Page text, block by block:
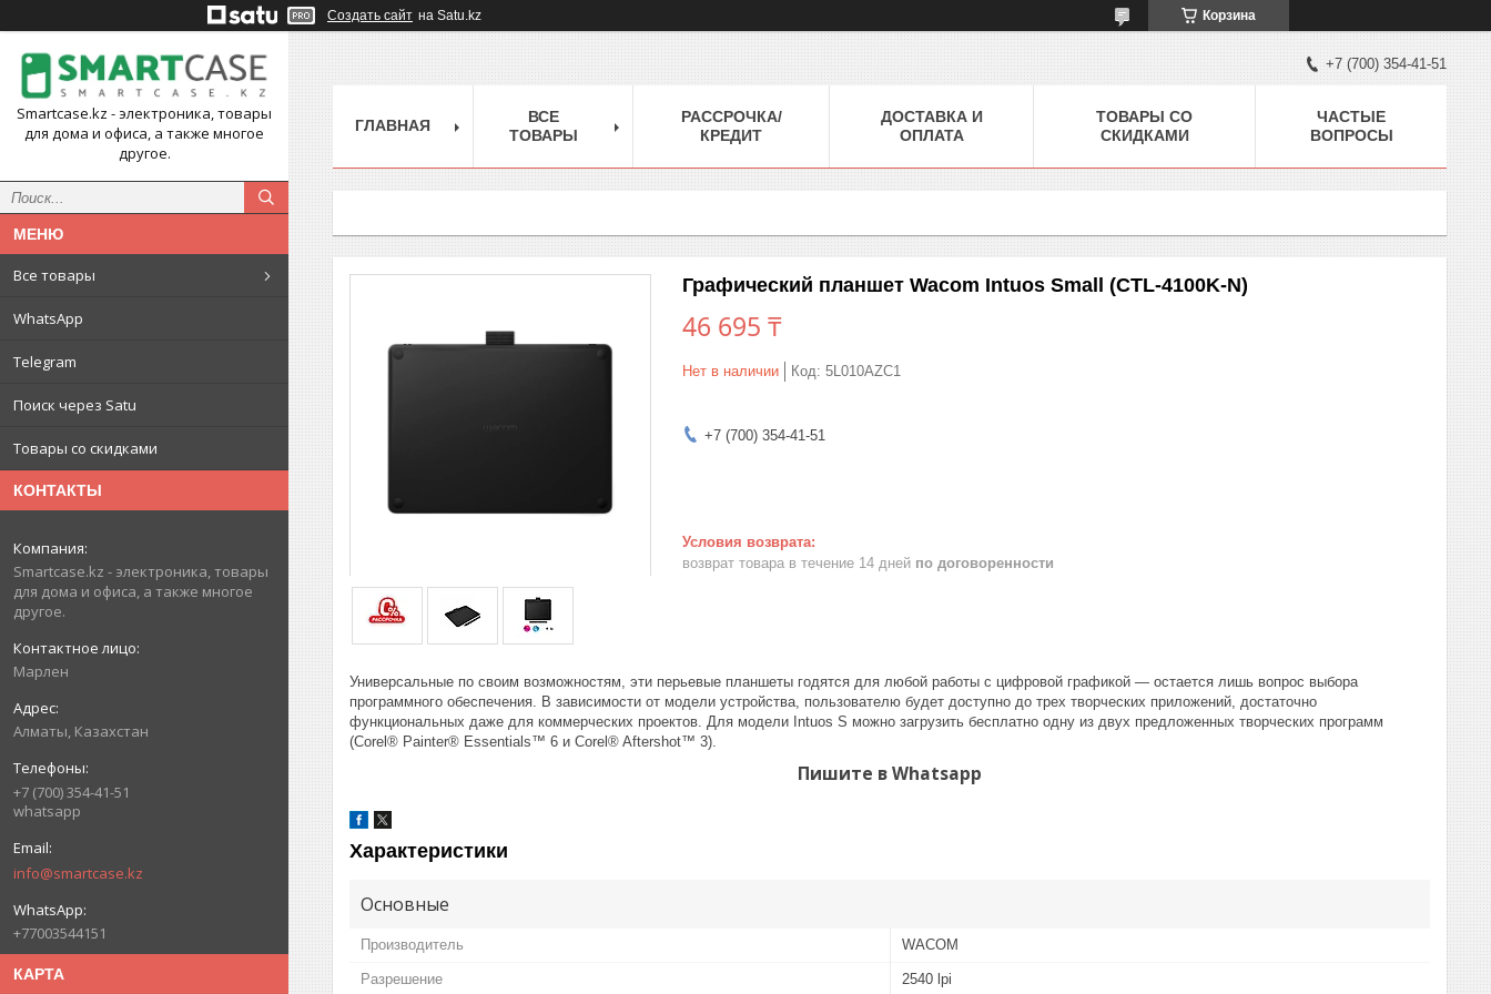
Создать сайт на Satu.kz Корзина
Smartcase.kz - электроника, товары
для дома и офиса, а также многое
другое.
Все товары
WhatsApp
Telegram
Поиск через Satu
Товары со скидками
КОНТАКТЫ
Smartcase.kz - электроника, товары
для дома и офиса, а также многое
другое.
Марлен
Алматы, Казахстан
+7 (700) 354-41-51
whatsapp
info@smartcase.kz
+77003544151
КАРТА
+7 (700) 354-41-51
ГЛАВНАЯ
ВСЕ
ТОВАРЫ
РАССРОЧКА/
КРЕДИТ
ДОСТАВКА И
ОПЛАТА
ТОВАРЫ СО
СКИДКАМИ
ЧАСТЫЕ
ВОПРОСЫ
Графический планшет Wacom Intuos Small (CTL-4100K-N)
46 695 ₸
Нет в наличии Код: 5L010AZC1
+7 (700) 354-41-51
возврат товара в течение 14 дней по договоренности
Универсальные по своим возможностям, эти перьевые планшеты годятся для любой работы с цифровой графикой — остается лишь вопрос выбора
программного обеспечения. В зависимости от модели устройства, пользователю будет доступно до трех творческих приложений, достаточно
функциональных даже для коммерческих проектов. Для модели Intuos S можно загрузить бесплатно одну из двух предложенных творческих программ
(Corel® Painter® Essentials™ 6 и Corel® Aftershot™ 3).
Пишите в Whatsapp
Характеристики
Основные
Производитель WACOM
Разрешение 2540 lpi